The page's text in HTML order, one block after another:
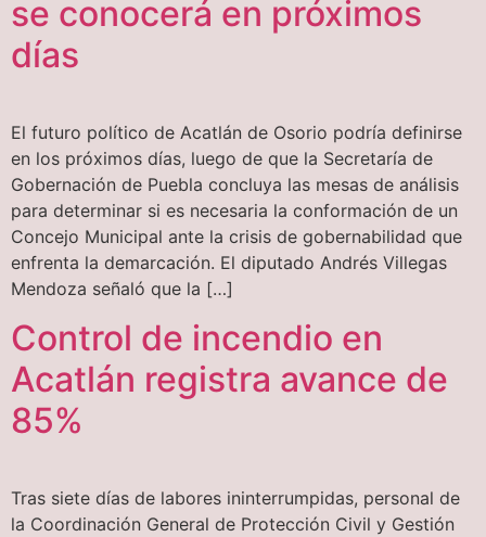
se conocerá en próximos
días
El futuro político de Acatlán de Osorio podría definirse
en los próximos días, luego de que la Secretaría de
Gobernación de Puebla concluya las mesas de análisis
para determinar si es necesaria la conformación de un
Concejo Municipal ante la crisis de gobernabilidad que
enfrenta la demarcación. El diputado Andrés Villegas
Mendoza señaló que la […]
Control de incendio en
Acatlán registra avance de
85%
Tras siete días de labores ininterrumpidas, personal de
la Coordinación General de Protección Civil y Gestión